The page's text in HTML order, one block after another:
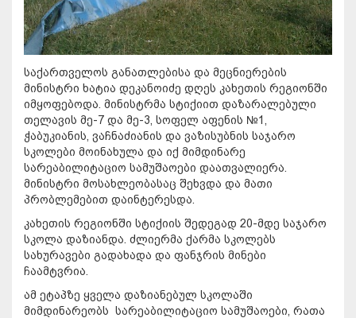
საქართველოს განათლებისა და მეცნიერების
მინისტრი ხატია დეკანოიძე დღეს კახეთის რეგიონში
იმყოფებოდა. მინისტრმა სტიქიით დაზარალებული
თელავის მე-7 და მე-3, სოფელ აფენის №1,
ჭაბუკიანის, ვაჩნაძიანის და ვაზისუბნის საჯარო
სკოლები მოინახულა და იქ მიმდინარე
სარეაბილიტაციო სამუშაოები დაათვალიერა.
მინისტრი მოსახლეობასაც შეხვდა და მათი
პრობლემებით დაინტერესდა.
კახეთის რეგიონში სტიქიის შედეგად 20-მდე საჯარო
სკოლა დაზიანდა. ძლიერმა ქარმა სკოლებს
სახურავები გადახადა და ფანჯრის მინები
ჩაამტვრია.
ამ ეტაპზე ყველა დაზიანებულ სკოლაში
მიმდინარეობს სარეაბილიტაციო სამუშაოები, რათა